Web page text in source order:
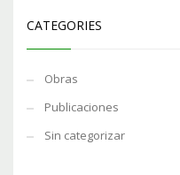
CATEGORIES
Obras
Publicaciones
Sin categorizar